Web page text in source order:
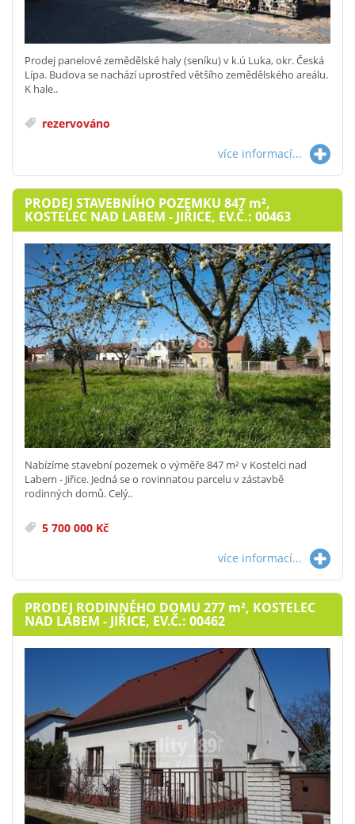
Prodej panelové zemědělské haly (seníku) v k.ú Luka, okr. Česká
Lípa. Budova se nachází uprostřed většího zemědělského areálu.
K hale..
rezervováno
více informací...
PRODEJ STAVEBNÍHO POZEMKU 847 m²,
KOSTELEC NAD LABEM - JIŘICE, EV.Č.: 00463
Nabízíme stavební pozemek o výměře 847 m² v Kostelci nad
Labem - Jiřice. Jedná se o rovinnatou parcelu v zástavbě
rodinných domů. Celý..
5 700 000 Kč
více informací...
PRODEJ RODINNÉHO DOMU 277 m², KOSTELEC
NAD LABEM - JIŘICE, EV.Č.: 00462